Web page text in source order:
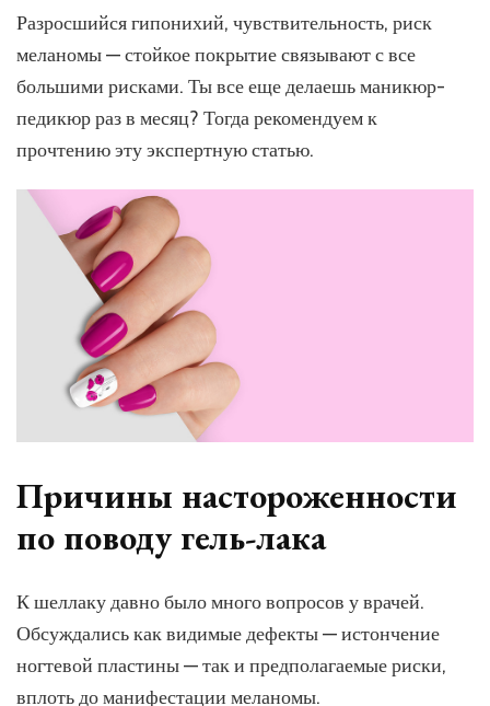
звезды
массово
отказываются
гель-
Разросшийся гипонихий, чувствительность, риск
меланомы — стойкое покрытие связывают с все
большими рисками. Ты все еще делаешь маникюр-
педикюр раз в месяц? Тогда рекомендуем к
прочтению эту экспертную статью.
Причины настороженности
по поводу гель-лака
К шеллаку давно было много вопросов у врачей.
Обсуждались как видимые дефекты — истончение
ногтевой пластины — так и предполагаемые риски,
вплоть до манифестации меланомы.